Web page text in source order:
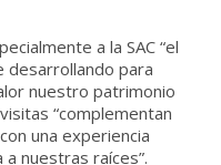
a la SAC “el
para
nuestro patrimonio
“complementan
una experiencia
nuestras raíces”.